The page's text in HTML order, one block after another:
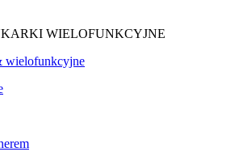
WIELOFUNKCYJNE
wielofunkcyjne